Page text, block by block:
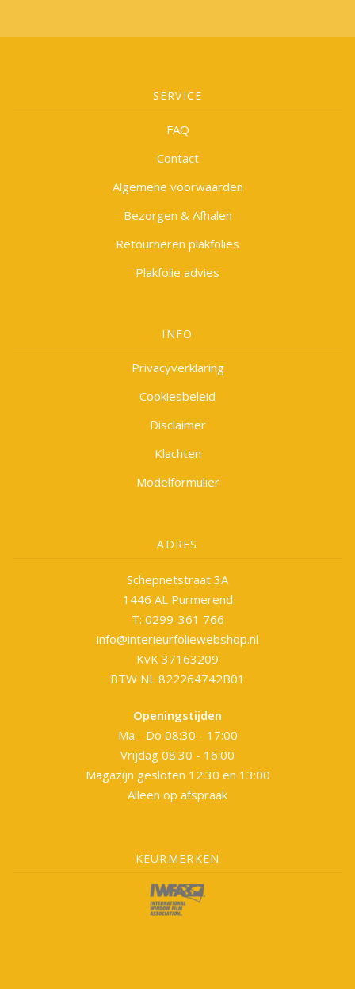
SERVICE
FAQ
Contact
Algemene voorwaarden
Bezorgen & Afhalen
Retourneren plakfolies
Plakfolie advies
INFO
Privacyverklaring
Cookiesbeleid
Disclaimer
Klachten
Modelformulier
ADRES
Schepnetstraat 3A
1446 AL Purmerend
T: 0299-361 766
info@interieurfoliewebshop.nl
KvK 37163209
BTW NL 822264742B01
Openingstijden
Ma - Do 08:30 - 17:00
Vrijdag 08:30 - 16:00
Magazijn gesloten 12:30 en 13:00
Alleen op afspraak
KEURMERKEN